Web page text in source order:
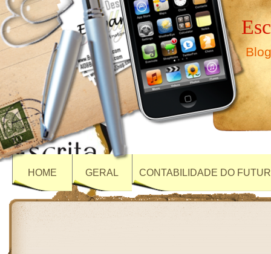
HOME GERAL CONTABILIDADE DO